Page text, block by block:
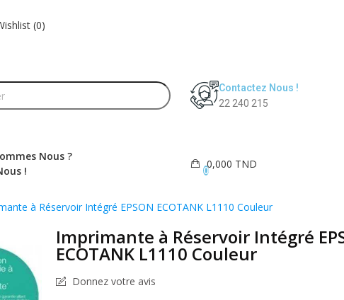
0
Contactez Nous !
22 240 215
Nous ?
!
0,000 TND
0
à Réservoir Intégré EPSON ECOTANK L1110 Couleur
Imprimante à Réservoir Intégré
ECOTANK L1110 Couleur
Donnez votre avis